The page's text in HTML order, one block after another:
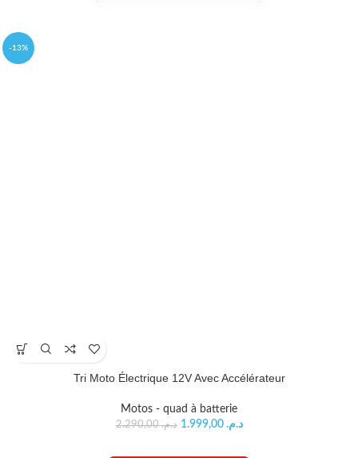
-13%
Tri Moto Électrique 12V Avec Accélérateur
Motos - quad à batterie
د.م.2.290,00 د.م. 1.999,00